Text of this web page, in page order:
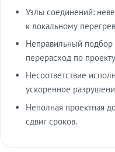
Узлы соединений:
к локальному
Неправильный подбор
перерасход по
Несоответствие
ускоренное
Неполная проектная
сдвиг сроков.